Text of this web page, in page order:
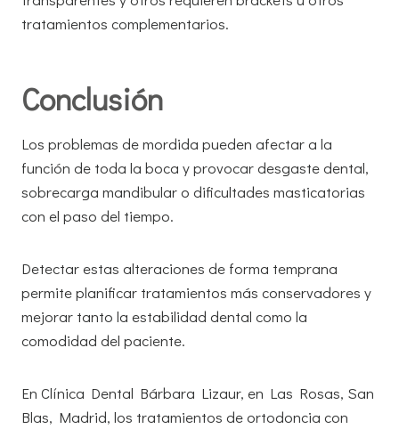
tratamientos complementarios.
Conclusión
Los problemas de mordida pueden afectar a la
función de toda la boca y provocar desgaste dental,
sobrecarga mandibular o dificultades masticatorias
con el paso del tiempo.
Detectar estas alteraciones de forma temprana
permite planificar tratamientos más conservadores y
mejorar tanto la estabilidad dental como la
comodidad del paciente.
En Clínica Dental Bárbara Lizaur, en Las Rosas, San
Blas, Madrid, los tratamientos de ortodoncia con